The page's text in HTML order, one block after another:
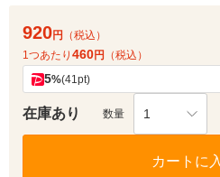
920円
（税込）
1つあたり 460円 （税込）
5%(41pt)
在庫あり 数量 1
カートに